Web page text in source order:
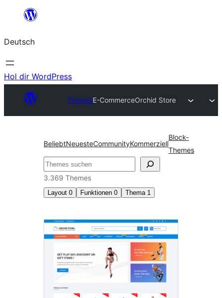
springen
Deutsch
Hol dir WordPress
ThemesE-CommerceOrchid Store
BeliebtNeuesteCommunityKommerziell
Block-
Themes
Suchen
3.369 Themes
Layout 0 Funktionen 0 Thema 1
E-
Commerce